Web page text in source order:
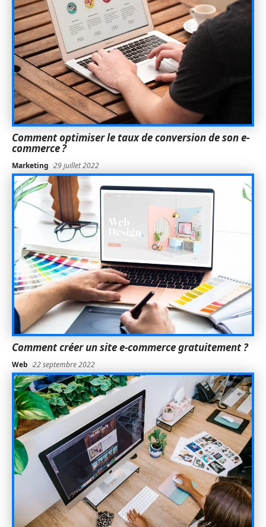
Comment optimiser le taux de conversion de son e-
commerce ?
Marketing 29 juillet 2022
Comment créer un site e-commerce gratuitement ?
Web 22 septembre 2022